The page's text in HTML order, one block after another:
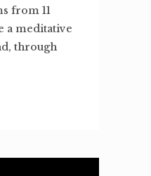
from 11
a meditative
through